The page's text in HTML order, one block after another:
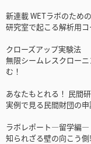
新連載 WETラボのため
研究室で起こる解析用
クローズアップ実験法
無限シームレスクロー
む！
あなたもとれる！ 民間
実例で見る民間財団の申
ラボレポート―留学編―
知られざる壁の向こう